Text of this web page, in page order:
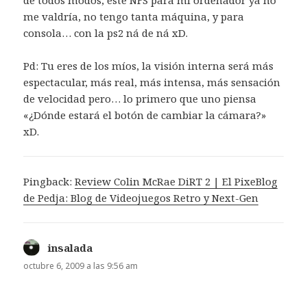
me valdría, no tengo tanta máquina, y para
consola… con la ps2 ná de ná xD.
Pd: Tu eres de los míos, la visión interna será más
espectacular, más real, más intensa, más sensación
de velocidad pero… lo primero que uno piensa
«¿Dónde estará el botón de cambiar la cámara?»
xD.
Pingback:Review Colin McRae DiRT 2 | El PixeBlog
de Pedja: Blog de Videojuegos Retro y Next-Gen
insalada
octubre 6, 2009 a las 9:56 am